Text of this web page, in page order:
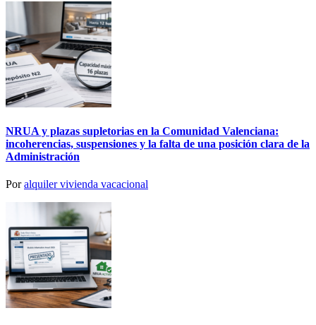
NRUA y plazas supletorias en la Comunidad Valenciana:
incoherencias, suspensiones y la falta de una posición clara de la
Administración
Poralquiler vivienda vacacional